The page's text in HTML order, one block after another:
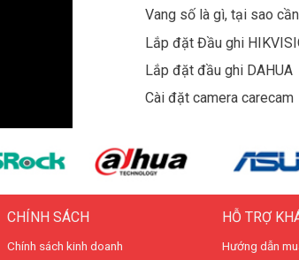
Vang số là gì, tại sao
Lắp đặt Đầu ghi
Lắp đặt đầu ghi DAHUA
Cài đặt camera carecam
CHÍNH SÁCH
Chính sách kinh doanh
HỖ TRỢ
Hướng dẫn